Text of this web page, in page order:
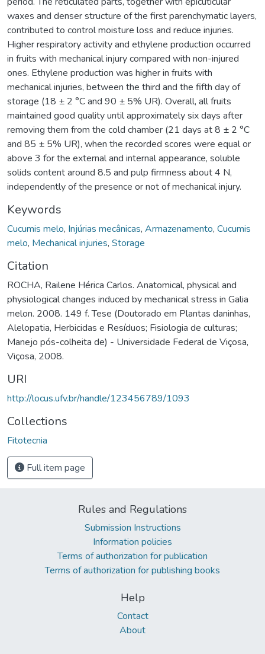
waxes and denser structure of the first parenchymatic layers,
contributed to control moisture loss and reduce injuries.
Higher respiratory activity and ethylene production occurred
in fruits with mechanical injury compared with non-injured
ones. Ethylene production was higher in fruits with
mechanical injuries, between the third and the fifth day of
storage (18 ± 2 °C and 90 ± 5% UR). Overall, all fruits
maintained good quality until approximately six days after
removing them from the cold chamber (21 days at 8 ± 2 °C
and 85 ± 5% UR), when the recorded scores were equal or
above 3 for the external and internal appearance, soluble
solids content around 8.5 and pulp firmness about 4 N,
independently of the presence or not of mechanical injury.
Keywords
Cucumis melo, Injúrias mecânicas, Armazenamento, Cucumis
melo, Mechanical injuries, Storage
Citation
ROCHA, Railene Hérica Carlos. Anatomical, physical and
physiological changes induced by mechanical stress in Galia
melon. 2008. 149 f. Tese (Doutorado em Plantas daninhas,
Alelopatia, Herbicidas e Resíduos; Fisiologia de culturas;
Manejo pós-colheita de) - Universidade Federal de Viçosa,
Viçosa, 2008.
URI
http://locus.ufv.br/handle/123456789/1093
Collections
Fitotecnia
Full item page
Rules and Regulations
Submission Instructions
Information policies
Terms of authorization for publication
Terms of authorization for publishing books
Help
Contact
About